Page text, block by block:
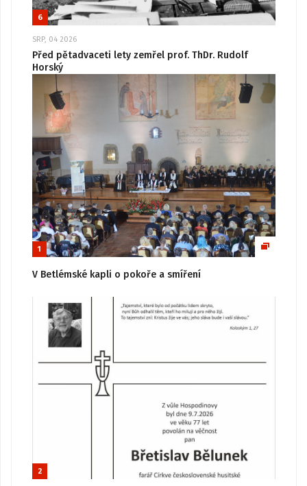
6
SRP, 04 2026
Před pětadvaceti lety zemřel prof. ThDr. Rudolf
Horský
1
V Betlémské kapli o pokoře a smíření
2